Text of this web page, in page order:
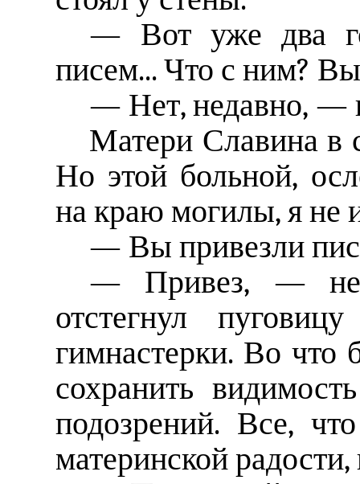
— Вот уже два
писем... Что с ним?
— Нет, недавно, —
Матери Славина в
Но этой больной,
на краю могилы, я не
— Вы привезли
— Привез, — не
отстегнул
гимнастерки. Во
сохранить
подозрений. Все,
материнской